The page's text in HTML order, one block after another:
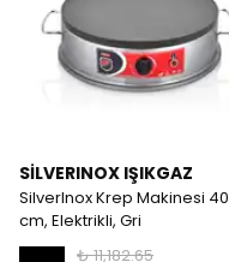
SİLVERINOX IŞIKGAZ
SilverInox Krep Makinesi 40
cm, Elektrikli, Gri
₺ 11,182.65